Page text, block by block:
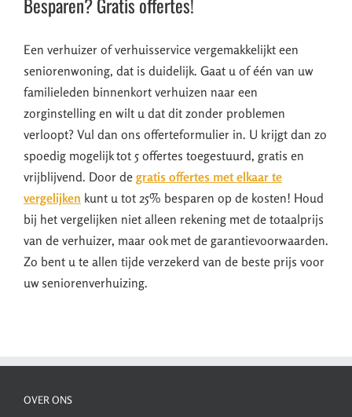
Besparen? Gratis offertes!
Een verhuizer of verhuisservice vergemakkelijkt een
seniorenwoning, dat is duidelijk. Gaat u of één van uw
familieleden binnenkort verhuizen naar een
zorginstelling en wilt u dat dit zonder problemen
verloopt? Vul dan ons offerteformulier in. U krijgt dan zo
spoedig mogelijk tot 5 offertes toegestuurd, gratis en
vrijblijvend. Door de gratis offertes met elkaar te
vergelijken kunt u tot 25% besparen op de kosten! Houd
bij het vergelijken niet alleen rekening met de totaalprijs
van de verhuizer, maar ook met de garantievoorwaarden.
Zo bent u te allen tijde verzekerd van de beste prijs voor
uw seniorenverhuizing.
OVER ONS